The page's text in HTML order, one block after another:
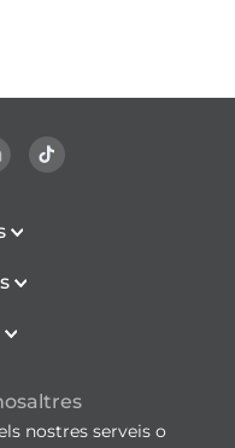
nostres serveis o